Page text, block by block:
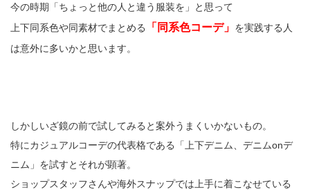
今の時期「ちょっと他の人と違う服装を」と思って
上下同系色や同素材でまとめる
「同系色コーデ」 を実践する人
は意外に多いかと思います。
しかしいざ鏡の前で試してみると案外うまくいかないもの。
特にカジュアルコーデの代表格である「上下デニム、デニムonデ
ニム」を試すとそれが顕著。
ショップスタッフさんや海外スナップでは上手に着こなせている